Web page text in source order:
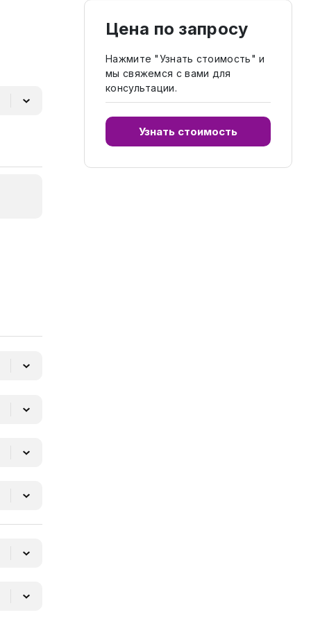
Цена по запросу
Нажмите "Узнать стоимость" и
мы свяжемся с вами для
консультации.
Узнать стоимость